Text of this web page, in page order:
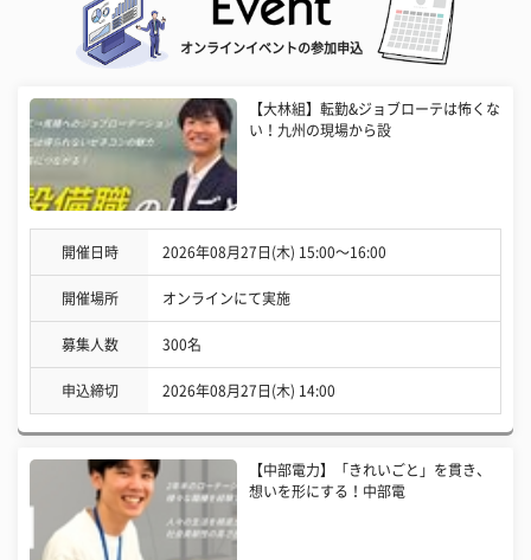
オンラインイベントの参加申込
【大林組】転勤&ジョブローテは怖くな
い！九州の現場から設
開催日時 2026年08月27日(木) 15:00〜16:00
開催場所 オンラインにて実施
募集人数 300名
申込締切 2026年08月27日(木) 14:00
【中部電力】「きれいごと」を貫き、
想いを形にする！中部電